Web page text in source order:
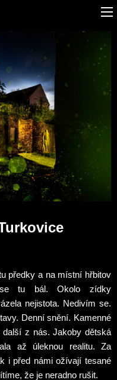
předky a na místní hřbitov
tu bál. Okolo zídky
nejistota. Nedivím se.
Denní snění. Kamenné
další z nás.Jakoby dětská
až úleknou realitu. Za
i před námi ožívají tesané
že je neradno rušit.